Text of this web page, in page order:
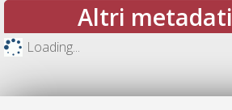
Altri metadati
Loading...